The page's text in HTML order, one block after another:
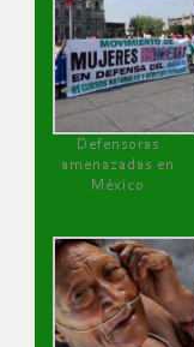
Defensoras
amenazadas en
México